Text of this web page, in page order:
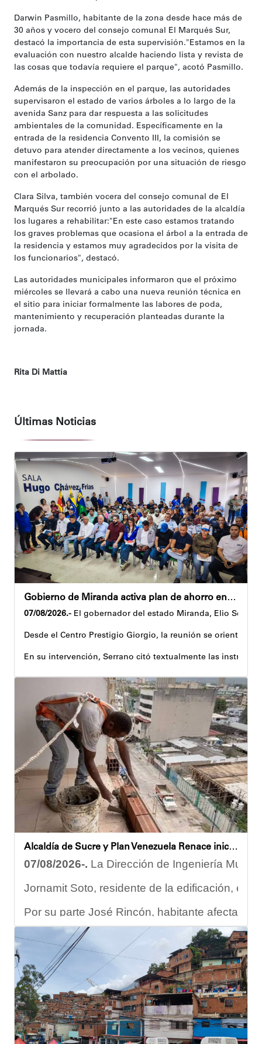
Darwin Pasmillo, habitante de la zona desde hace más de
30 años y vocero del consejo comunal El Marqués Sur,
destacó la importancia de esta supervisión."Estamos en la
evaluación con nuestro alcalde haciendo lista y revista de
las cosas que todavía requiere el parque", acotó Pasmillo.
Además de la inspección en el parque, las autoridades
supervisaron el estado de varios árboles a lo largo de la
avenida Sanz para dar respuesta a las solicitudes
ambientales de la comunidad. Específicamente en la
entrada de la residencia Convento III, la comisión se
detuvo para atender directamente a los vecinos, quienes
manifestaron su preocupación por una situación de riesgo
con el arbolado.
Clara Silva, también vocera del consejo comunal de El
Marqués Sur recorrió junto a las autoridades de la alcaldía
los lugares a rehabilitar:"En este caso estamos tratando
los graves problemas que ocasiona el árbol a la entrada de
la residencia y estamos muy agradecidos por la visita de
los funcionarios", destacó.
Las autoridades municipales informaron que el próximo
miércoles se llevará a cabo una nueva reunión técnica en
el sitio para iniciar formalmente las labores de poda,
mantenimiento y recuperación planteadas durante la
jornada.
Rita Di Mattia
Últimas Noticias
Gobierno de Miranda activa plan de ahorro energético en la entidad
07/08/2026.- El gobernador del estado Miranda, Elio
Desde el Centro Prestigio Giorgio, la reunión se orientó al
En su intervención, Serrano citó textualmente las
Igualmente, explicó que el propósito central de este
Despliegue territorial
El encuentro contó con la participación del diputado
Como parte de los acuerdos orientados durante la
Joshua Piña
Alcaldía de Sucre y Plan Venezuela Renace iniciaron demolición de fachadas en Residencias Los Dos Caminos
07/08/2026-. La Dirección de Ingeniería
Jornamit Soto, residente de la edificación,
Por su parte José Rincón, habitante afectado
“El proceso comenzó con una primera
Ante la emergencia, los vecinos del referido
Las cuadrillas de trabajo permanecen